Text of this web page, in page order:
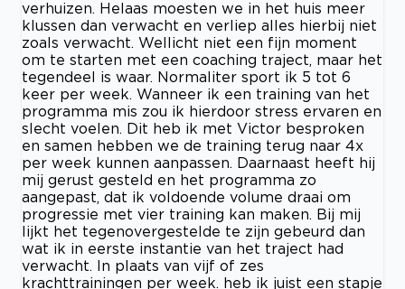
verhuizen. Helaas moesten we in het huis meer
klussen dan verwacht en verliep alles hierbij niet
zoals verwacht. Wellicht niet een fijn moment
om te starten met een coaching traject, maar het
tegendeel is waar. Normaliter sport ik 5 tot 6
keer per week. Wanneer ik een training van het
programma mis zou ik hierdoor stress ervaren en
slecht voelen. Dit heb ik met Victor besproken
en samen hebben we de training terug naar 4x
per week kunnen aanpassen. Daarnaast heeft hij
mij gerust gesteld en het programma zo
aangepast, dat ik voldoende volume draai om
progressie met vier training kan maken. Bij mij
lijkt het tegenovergestelde te zijn gebeurd dan
wat ik in eerste instantie van het traject had
verwacht. In plaats van vijf of zes
krachttrainingen per week. heb ik juist een stapje